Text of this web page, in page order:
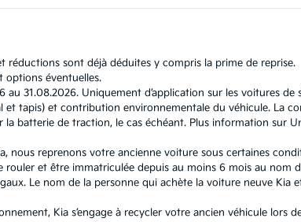
réductions sont déjà déduites y compris la prime de reprise.
options éventuelles.
31.08.2026. Uniquement d’application sur les voitures
et tapis) et contribution environnementale du véhicule. La
batterie de traction, le cas échéant. Plus information sur
nous reprenons votre ancienne voiture sous certaines
et être immatriculée depuis au moins 6 mois au nom
Le nom de la personne qui achète la voiture neuve
Kia s’engage à recycler votre ancien véhicule lors